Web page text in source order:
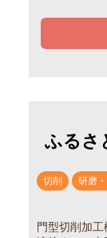
ふるさ
切削 研磨
門型切削加